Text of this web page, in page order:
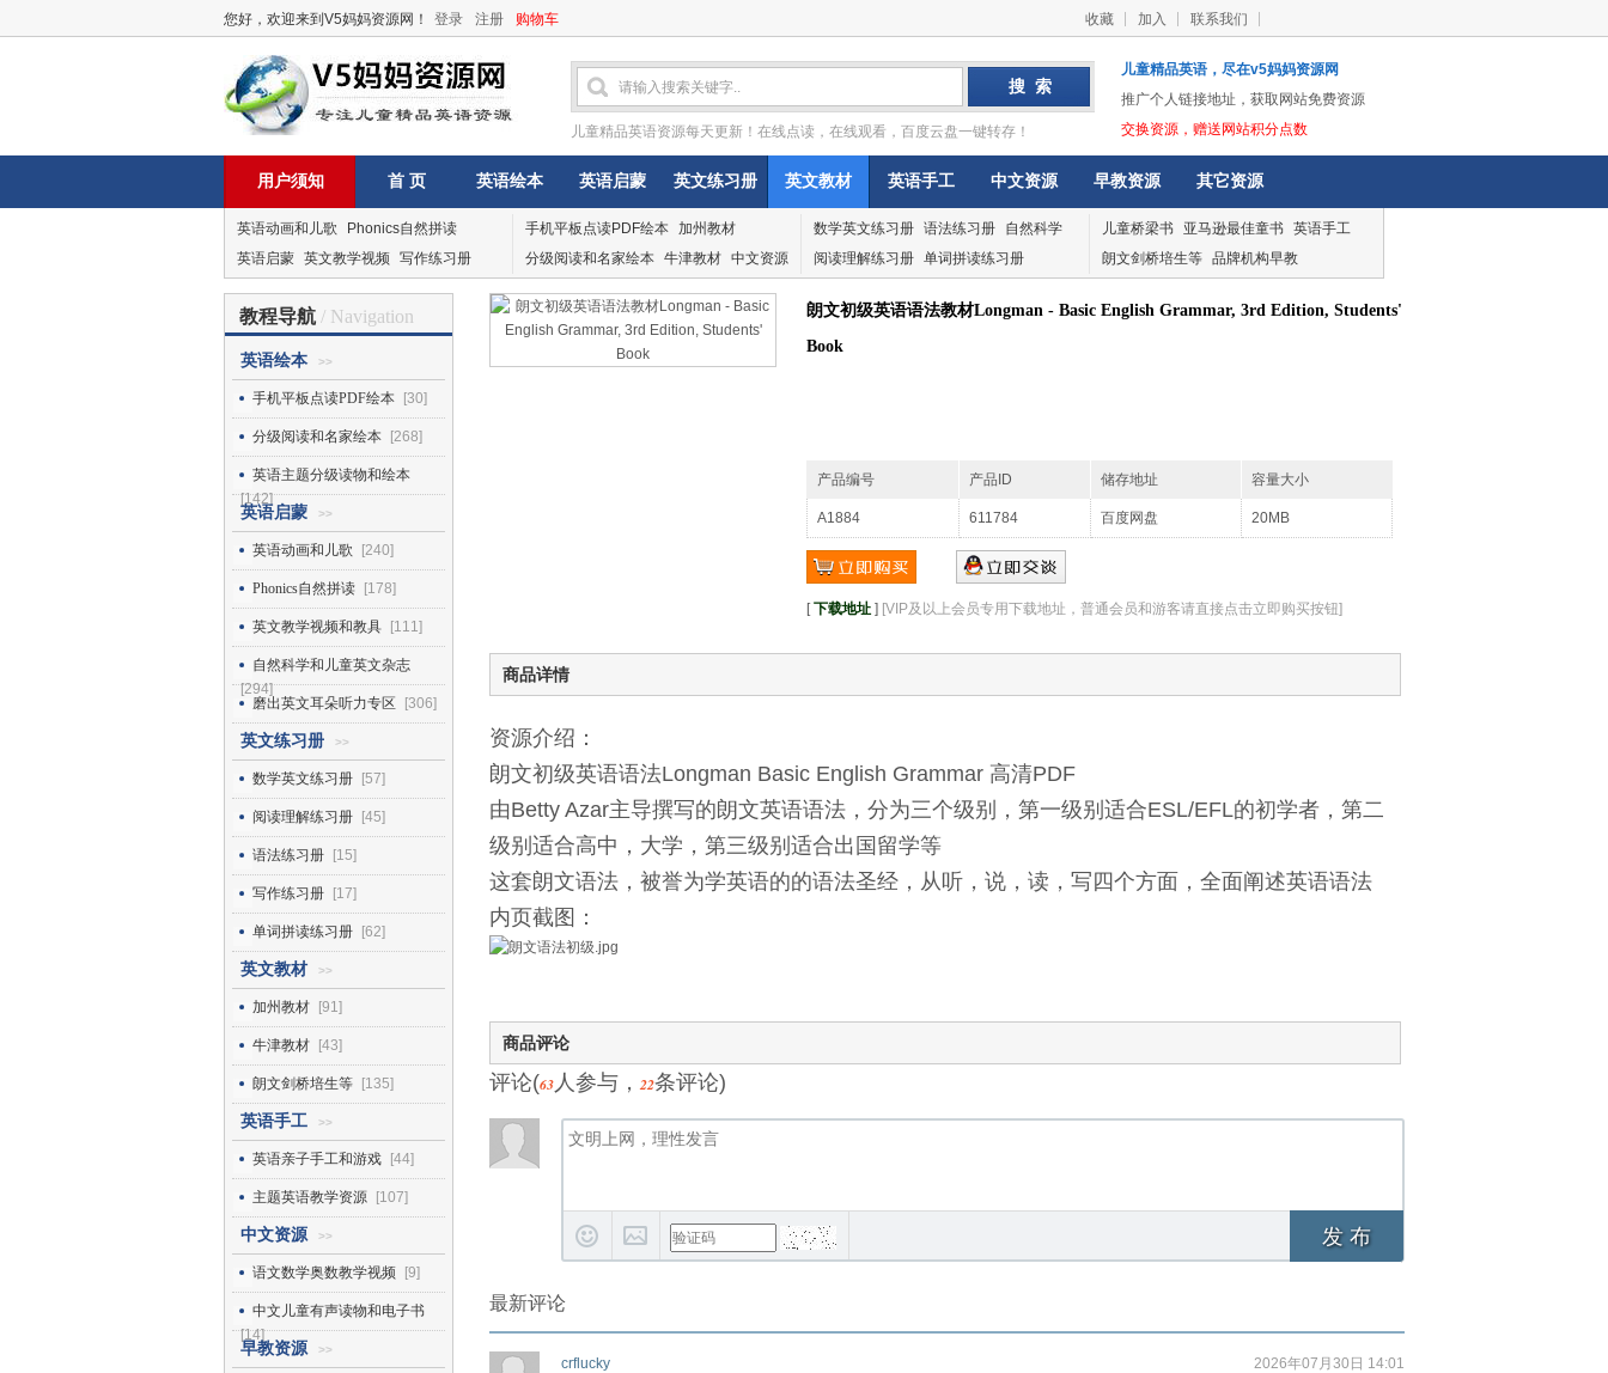
您好，欢迎来到V5妈妈资源网！ 登录 注册 购物车 收藏 加入 联系我们
儿童精品英语资源每天更新！在线点读，在线观看，百度云盘一键转存！
儿童精品英语，尽在v5妈妈资源网
推广个人链接地址，获取网站免费资源
交换资源，赠送网站积分点数
用户须知 首 页 英语绘本 英语启蒙 英文练习册 英文教材 英语手工 中文资源 早教资源 其它资源
英语动画和儿歌
Phonics自然拼读
英语启蒙 英文教学视频 写作练习册
手机平板点读PDF绘本 加州教材
分级阅读和名家绘本 牛津教材 中文资源
数学英文练习册 语法练习册
自然科学
阅读理解练习册 单词拼读练习册
儿童桥梁书 亚马逊最佳童书 英语手工
朗文剑桥培生等 品牌机构早教
教程导航 / Navigation
英语绘本 >>
手机平板点读PDF绘本 [30]
分级阅读和名家绘本 [268]
英语主题分级读物和绘本
[142]
英语启蒙 >>
英语动画和儿歌 [240]
Phonics自然拼读 [178]
英文教学视频和教具 [111]
自然科学和儿童英文杂志
[294]
磨出英文耳朵听力专区
[306]
英文练习册 >>
数学英文练习册 [57]
阅读理解练习册 [45]
语法练习册 [15]
写作练习册 [17]
单词拼读练习册 [62]
英文教材 >>
加州教材 [91]
牛津教材 [43]
朗文剑桥培生等 [135]
英语手工 >>
英语亲子手工和游戏 [44]
主题英语教学资源 [107]
中文资源 >>
语文数学奥数教学视频 [9]
中文儿童有声读物和电子书
[14]
早教资源 >>
朗文初级英语语法教材Longman - Basic English Grammar, 3rd Edition, Students'
Book
产品编号 产品ID 储存地址 容量大小
A1884 611784 百度网盘 20MB
[下载地址 ] [VIP及以上会员专用下载地址，普通会员和游客请直接点击立即购买按钮]
商品详情
资源介绍：
朗文初级英语语法Longman Basic English Grammar 高清PDF
由Betty Azar主导撰写的朗文英语语法，分为三个级别，第一级别适合ESL/EFL的初学者，第二
级别适合高中，大学，第三级别适合出国留学等
这套朗文语法，被誉为学英语的的语法圣经，从听，说，读，写四个方面，全面阐述英语语法
内页截图：
商品评论
评论(63人参与，22条评论)
发 布
最新评论
crflucky 2026年07月30日 14:01